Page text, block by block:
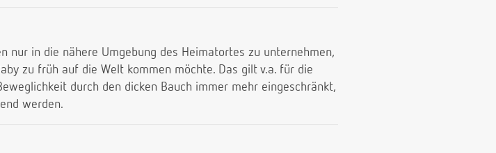
nur in die nähere Umgebung des Heimatortes zu unternehmen,
zu früh auf die Welt kommen möchte. Das gilt v.a. für die
durch den dicken Bauch immer mehr eingeschränkt,
werden.